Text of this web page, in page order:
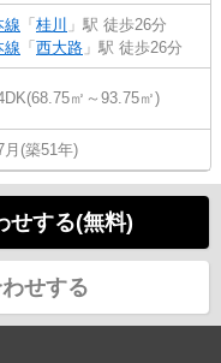
線 「 桂川 」駅 徒歩26分
線 「 西大路 」駅 徒歩26分
㎡～93.75㎡)
月(築51年)
せする(無料)
せする